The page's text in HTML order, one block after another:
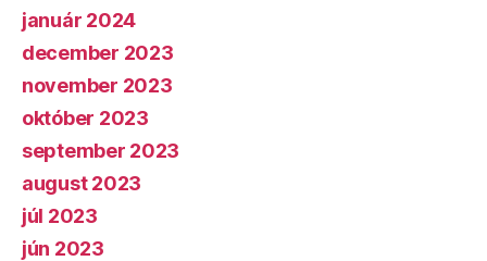
január 2024
december 2023
november 2023
október 2023
september 2023
august 2023
júl 2023
jún 2023